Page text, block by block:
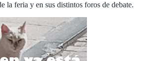
la feria y en sus distintos foros de debate.